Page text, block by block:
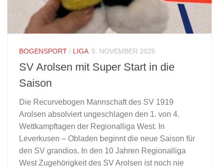
BOGENSPORT / LIGA 9. NOVEMBER 2025
SV Arolsen mit Super Start in die
Saison
Die Recurvebogen Mannschaft des SV 1919
Arolsen absolviert ungeschlagen den 1. von 4.
Wettkampftagen der Regionalliga West. In
Leverkusen – Obladen beginnt die neue Saison für
den SV grandios. In den 10 Jahren Regionalliga
West Zugehörigkeit des SV Arolsen ist noch nie